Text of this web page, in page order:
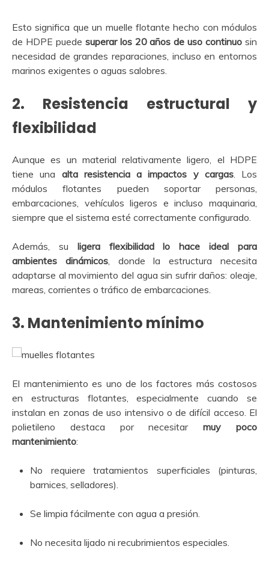
Esto significa que un muelle flotante hecho con módulos
de HDPE puede superar los 20 años de uso continuo sin
necesidad de grandes reparaciones, incluso en entornos
marinos exigentes o aguas salobres.
2. Resistencia estructural y
flexibilidad
Aunque es un material relativamente ligero, el HDPE
tiene una alta resistencia a impactos y cargas. Los
módulos flotantes pueden soportar personas,
embarcaciones, vehículos ligeros e incluso maquinaria,
siempre que el sistema esté correctamente configurado.
Además, su ligera flexibilidad lo hace ideal para
ambientes dinámicos, donde la estructura necesita
adaptarse al movimiento del agua sin sufrir daños: oleaje,
mareas, corrientes o tráfico de embarcaciones.
3. Mantenimiento mínimo
El mantenimiento es uno de los factores más costosos
en estructuras flotantes, especialmente cuando se
instalan en zonas de uso intensivo o de difícil acceso. El
polietileno destaca por necesitarmuy poco
mantenimiento:
No requiere tratamientos superficiales (pinturas,
barnices, selladores).
Se limpia fácilmente con agua a presión.
No necesita lijado ni recubrimientos especiales.